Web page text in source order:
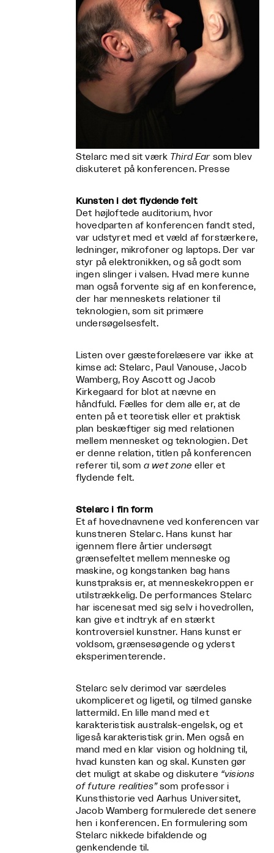
Stelarc med sit værk Third Earsom blev
diskuteret på konferencen. Presse
Kunsten i det flydende felt
Det højloftede auditorium, hvor
hovedparten af konferencen fandt sted,
var udstyret med et væld af forstærkere,
ledninger, mikrofoner og laptops. Der var
styr på elektronikken, og så godt som
ingen slinger i valsen. Hvad mere kunne
man også forvente sig af en konference,
der har menneskets relationer til
teknologien, som sit primære
undersøgelsesfelt.
Listen over gæsteforelæsere var ikke at
kimse ad: Stelarc, Paul Vanouse, Jacob
Wamberg, Roy Ascott og Jacob
Kirkegaard for blot at nævne en
håndfuld. Fælles for dem alle er, at de
enten på et teoretisk eller et praktisk
plan beskæftiger sig med relationen
mellem mennesket og teknologien. Det
er denne relation, titlen på konferencen
referer til, som a wet zone eller et
flydende felt.
Stelarc i fin form
Et af hovednavnene ved konferencen var
kunstneren Stelarc. Hans kunst har
igennem flere årtier undersøgt
grænsefeltet mellem menneske og
maskine, og kongstanken bag hans
kunstpraksis er, at menneskekroppen er
utilstrækkelig. De performances Stelarc
har iscenesat med sig selv i hovedrollen,
kan give et indtryk af en stærkt
kontroversiel kunstner. Hans kunst er
voldsom, grænsesøgende og yderst
eksperimenterende.
Stelarc selv derimod var særdeles
ukompliceret og ligetil, og tilmed ganske
lattermild. En lille mand med et
karakteristisk australsk-engelsk, og et
ligeså karakteristisk grin. Men også en
mand med en klar vision og holdning til,
hvad kunsten kan og skal. Kunsten gør
det muligt at skabe og diskutere “visions
of future realities”som professor i
Kunsthistorie ved Aarhus Universitet,
Jacob Wamberg formulerede det senere
hen i konferencen. En formulering som
Stelarc nikkede bifaldende og
genkendende til.